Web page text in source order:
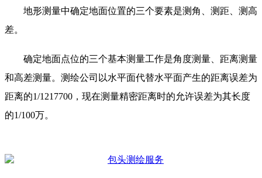
地形测量中确定地面位置的三个要素是测角、测距、测高
差。
确定地面点位的三个基本测量工作是角度测量、距离测量
和高差测量。测绘公司以水平面代替水平面产生的距离误差为
距离的1/1217700，现在测量精密距离时的允许误差为其长度
的1/100万。